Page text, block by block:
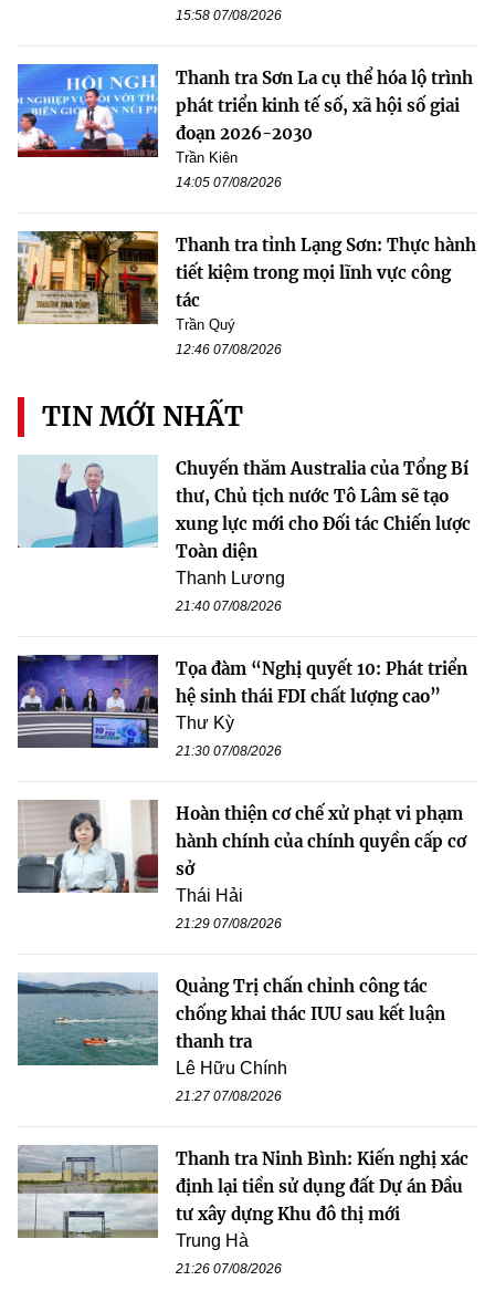
15:58 07/08/2026
Thanh tra Sơn La cụ thể hóa lộ trình
phát triển kinh tế số, xã hội số giai
đoạn 2026-2030
Trần Kiên
14:05 07/08/2026
Thanh tra tỉnh Lạng Sơn: Thực hành
tiết kiệm trong mọi lĩnh vực công
tác
Trần Quý
12:46 07/08/2026
TIN MỚI NHẤT
Chuyến thăm Australia của Tổng Bí
thư, Chủ tịch nước Tô Lâm sẽ tạo
xung lực mới cho Đối tác Chiến lược
Toàn diện
Thanh Lương
21:40 07/08/2026
Tọa đàm “Nghị quyết 10: Phát triển
hệ sinh thái FDI chất lượng cao”
Thư Kỳ
21:30 07/08/2026
Hoàn thiện cơ chế xử phạt vi phạm
hành chính của chính quyền cấp cơ
sở
Thái Hải
21:29 07/08/2026
Quảng Trị chấn chỉnh công tác
chống khai thác IUU sau kết luận
thanh tra
Lê Hữu Chính
21:27 07/08/2026
Thanh tra Ninh Bình: Kiến nghị xác
định lại tiền sử dụng đất Dự án Đầu
tư xây dựng Khu đô thị mới
Trung Hà
21:26 07/08/2026